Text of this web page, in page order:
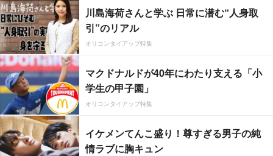
川島海荷さんと学ぶ 日常に潜む“人身取
引”のリアル
オリコンタイアップ特集
マクドナルドが40年にわたり支える「小
学生の甲子園」
オリコンタイアップ特集
イケメンてんこ盛り！尊すぎる男子の純
情ラブに胸キュン